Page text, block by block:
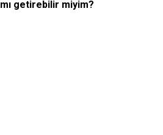
getirebilir miyim?